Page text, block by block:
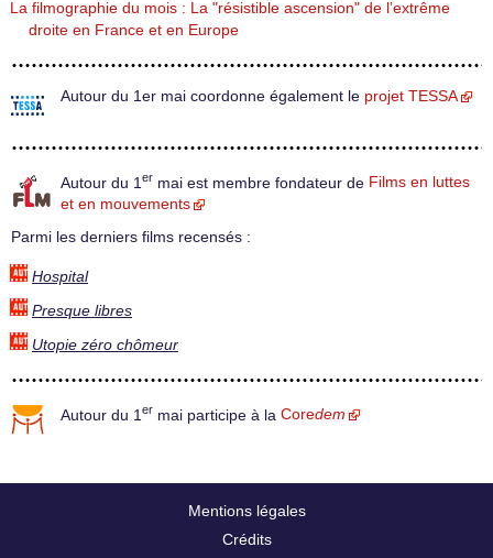
La filmographie du mois : La "résistible ascension" de l’extrême
droite en France et en Europe
Autour du 1er mai coordonne également le projet TESSA
Autour du 1 er mai est membre fondateur de Films en luttes
et en mouvements
Parmi les derniers films recensés :
Hospital
Presque libres
Utopie zéro chômeur
Autour du 1 er mai participe à la Coredem
Mentions légales
Crédits